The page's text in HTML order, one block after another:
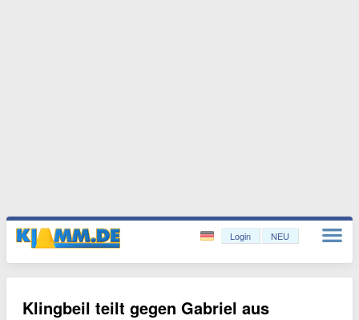
Login NEU
Klingbeil teilt gegen Gabriel aus